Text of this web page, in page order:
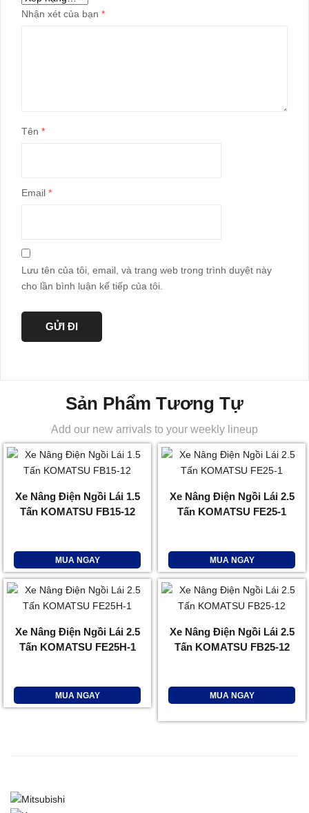
Nhận xét của bạn *
Tên *
Email *
Lưu tên của tôi, email, và trang web trong trình duyệt này
cho lần bình luận kế tiếp của tôi.
Sản Phẩm Tương Tự
Add our new arrivals to your weekly lineup
Xe Nâng Điện Ngồi Lái 1.5
Tấn KOMATSU FB15-12
MUA NGAY
Xe Nâng Điện Ngồi Lái 2.5
Tấn KOMATSU FE25-1
MUA NGAY
Xe Nâng Điện Ngồi Lái 2.5
Tấn KOMATSU FE25H-1
MUA NGAY
Xe Nâng Điện Ngồi Lái 2.5
Tấn KOMATSU FB25-12
MUA NGAY